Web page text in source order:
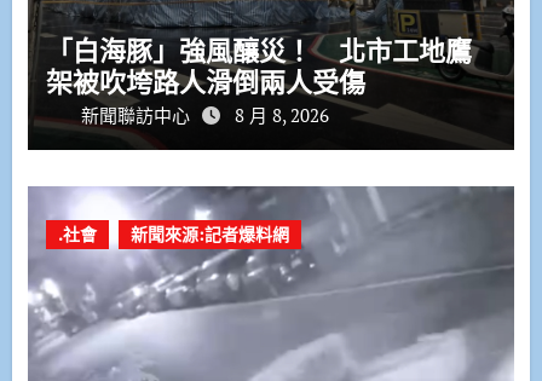
「白海豚」強風釀災！ 北市工地鷹
架被吹垮路人滑倒兩人受傷
新聞聯訪中心 8 月 8, 2026
.社會 新聞來源:記者爆料網